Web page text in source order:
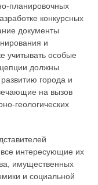
планировочных
конкурсных
документы
и
учитывать особые
должны
города и
на вызов
геологических
интересующие их
имущественных
и социальной